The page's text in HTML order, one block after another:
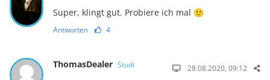
Super, klingt gut. Probiere ich mal 🙂
Antworten 4
ThomasDealer Studi 28.08.2020, 09:12